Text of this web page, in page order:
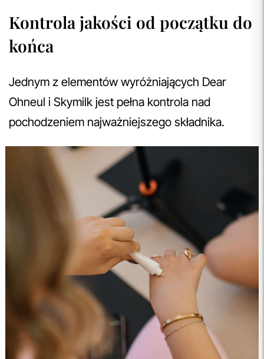
Kontrola jakości od początku do
końca
Jednym z elementów wyróżniających Dear
Ohneul i Skymilk jest pełna kontrola nad
pochodzeniem najważniejszego składnika.